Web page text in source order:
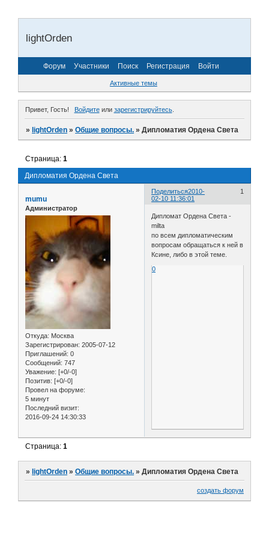
lightOrden
Форум Участники Поиск Регистрация Войти
Активные темы
Привет, Гость! Войдитеили зарегистрируйтесь.
»lightOrden »Общие вопросы. »Дипломатия Ордена Света
Дипломатия Ордена Света
Страница:1
Поделиться 1
2010-
02-10 11:36:01
mumu
Администратор
Откуда: Москва
Зарегистрирован: 2005-07-12
Приглашений: 0
Сообщений: 747
Уважение: [+0/-0]
Позитив: [+0/-0]
Провел на форуме:
5 минут
Последний визит:
2016-09-24 14:30:33
Дипломат Ордена Света -
milta
по всем дипломатическим
вопросам обращаться к ней в
Ксине, либо в этой теме.
0
Страница:1
»lightOrden »Общие вопросы. »Дипломатия Ордена Света
создать форум